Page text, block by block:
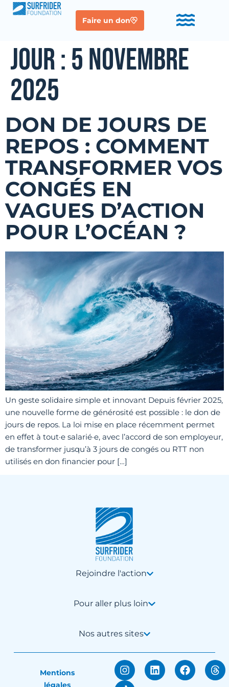
Faire un don
JOUR :5 NOVEMBRE
2025
DON DE JOURS DE
REPOS : COMMENT
TRANSFORMER VOS
CONGÉS EN
VAGUES D’ACTION
POUR L’OCÉAN ?
Un geste solidaire simple et innovant Depuis février 2025,
une nouvelle forme de générosité est possible : le don de
jours de repos. La loi mise en place récemment permet
en effet à tout·e salarié·e, avec l’accord de son employeur,
de transformer jusqu’à 3 jours de congés ou RTT non
utilisés en don financier pour […]
Rejoindre l'action
Pour aller plus loin
Nos autres sites
Mentions
légales